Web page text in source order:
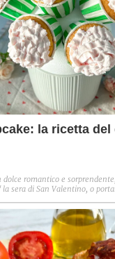
la ricetta
dolce romantico e
sera di San Valentino, o